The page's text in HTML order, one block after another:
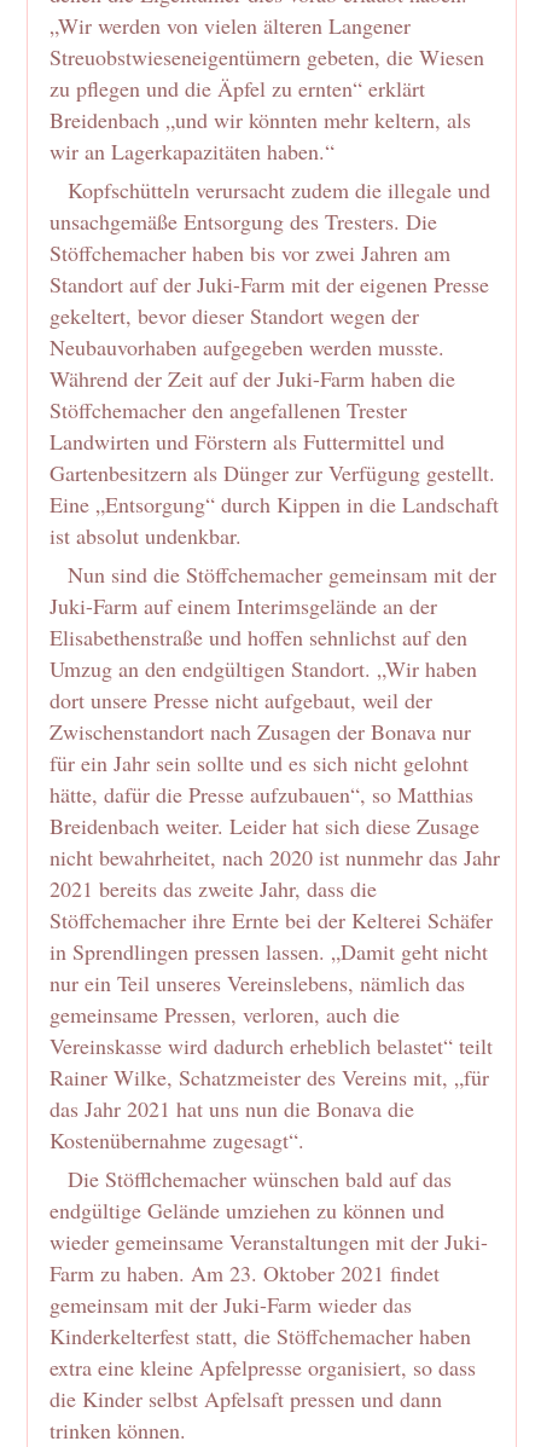
„Wir werden von vielen älteren Langener
Streuobstwieseneigentümern gebeten, die Wiesen
zu pflegen und die Äpfel zu ernten“ erklärt
Breidenbach „und wir könnten mehr keltern, als
wir an Lagerkapazitäten haben.“
Kopfschütteln verursacht zudem die illegale und
unsachgemäße Entsorgung des Tresters. Die
Stöffchemacher haben bis vor zwei Jahren am
Standort auf der Juki-Farm mit der eigenen Presse
gekeltert, bevor dieser Standort wegen der
Neubauvorhaben aufgegeben werden musste.
Während der Zeit auf der Juki-Farm haben die
Stöffchemacher den angefallenen Trester
Landwirten und Förstern als Futtermittel und
Gartenbesitzern als Dünger zur Verfügung gestellt.
Eine „Entsorgung“ durch Kippen in die Landschaft
ist absolut undenkbar.
Nun sind die Stöffchemacher gemeinsam mit der
Juki-Farm auf einem Interimsgelände an der
Elisabethenstraße und hoffen sehnlichst auf den
Umzug an den endgültigen Standort. „Wir haben
dort unsere Presse nicht aufgebaut, weil der
Zwischenstandort nach Zusagen der Bonava nur
für ein Jahr sein sollte und es sich nicht gelohnt
hätte, dafür die Presse aufzubauen“, so Matthias
Breidenbach weiter. Leider hat sich diese Zusage
nicht bewahrheitet, nach 2020 ist nunmehr das Jahr
2021 bereits das zweite Jahr, dass die
Stöffchemacher ihre Ernte bei der Kelterei Schäfer
in Sprendlingen pressen lassen. „Damit geht nicht
nur ein Teil unseres Vereinslebens, nämlich das
gemeinsame Pressen, verloren, auch die
Vereinskasse wird dadurch erheblich belastet“ teilt
Rainer Wilke, Schatzmeister des Vereins mit, „für
das Jahr 2021 hat uns nun die Bonava die
Kostenübernahme zugesagt“.
Die Stöfflchemacher wünschen bald auf das
endgültige Gelände umziehen zu können und
wieder gemeinsame Veranstaltungen mit der Juki-
Farm zu haben. Am 23. Oktober 2021 findet
gemeinsam mit der Juki-Farm wieder das
Kinderkelterfest statt, die Stöffchemacher haben
extra eine kleine Apfelpresse organisiert, so dass
die Kinder selbst Apfelsaft pressen und dann
trinken können.